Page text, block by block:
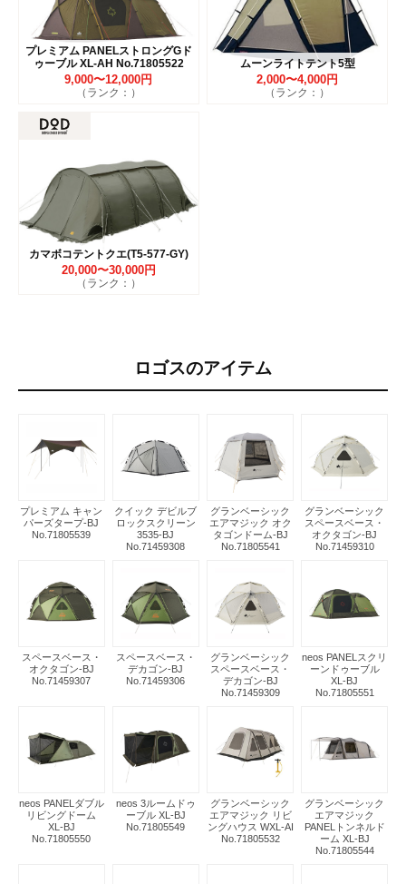
プレミアム PANELストロングGド
ゥーブル XL-AH No.71805522
9,000〜12,000円
（ランク：）
ムーンライトテント5型
2,000〜4,000円
（ランク：）
カマボコテントクエ(T5-577-GY)
20,000〜30,000円
（ランク：）
ロゴスのアイテム
プレミアム キャン
パーズタープ-BJ
No.71805539
クイック デビルブ
ロックスクリーン
3535-BJ
No.71459308
グランベーシック
エアマジック オク
タゴンドーム-BJ
No.71805541
グランベーシック
スペースベース・
オクタゴン-BJ
No.71459310
スペースベース・
オクタゴン-BJ
No.71459307
スペースベース・
デカゴン-BJ
No.71459306
グランベーシック
スペースベース・
デカゴン-BJ
No.71459309
neos PANELスクリ
ーンドゥーブル
XL-BJ
No.71805551
neos PANELダブル
リビングドーム
XL-BJ
No.71805550
neos 3ルームドゥ
ーブル XL-BJ
No.71805549
グランベーシック
エアマジック リビ
ングハウス WXL-AI
No.71805532
グランベーシック
エアマジック
PANELトンネルド
ーム XL-BJ
No.71805544